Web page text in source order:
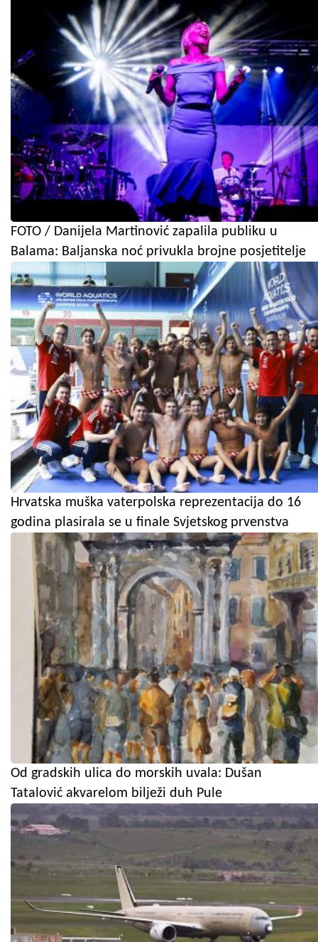
FOTO / Danijela Martinović zapalila publiku u
Balama: Baljanska noć privukla brojne posjetitelje
Hrvatska muška vaterpolska reprezentacija do 16
godina plasirala se u finale Svjetskog prvenstva
Od gradskih ulica do morskih uvala: Dušan
Tatalović akvarelom bilježi duh Pule